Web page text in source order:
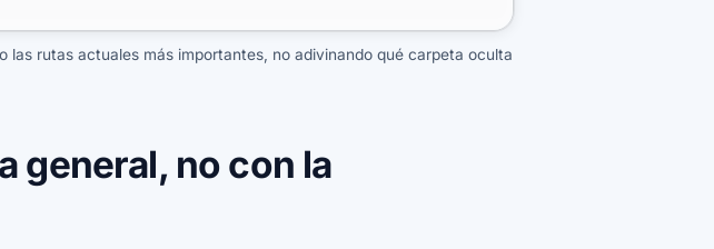
las rutas actuales más importantes, no adivinando qué carpeta oculta
general, no con la